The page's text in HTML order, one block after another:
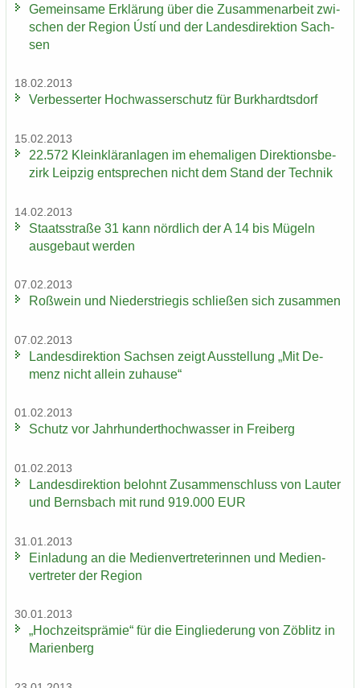
Ge­mein­sa­me Er­klä­rung über die Zu­sam­men­ar­beit zwi­
schen der Re­gi­on Ústí und der Lan­des­di­rek­ti­on Sach­
sen
18.02.2013
Ver­bes­ser­ter Hoch­was­ser­schutz für Burk­hardts­dorf
15.02.2013
22.572 Klein­klär­an­la­gen im ehe­ma­li­gen Di­rek­ti­ons­be­
zirk Leip­zig ent­spre­chen nicht dem Stand der Tech­nik
14.02.2013
Staats­stra­ße 31 kann nörd­lich der A 14 bis Mü­geln
aus­ge­baut wer­den
07.02.2013
Roß­wein und Nie­der­s­trie­gis schlie­ßen sich zu­sam­men
07.02.2013
Lan­des­di­rek­ti­on Sach­sen zeigt Aus­stel­lung „Mit De­
menz nicht al­lein zu­hau­se“
01.02.2013
Schutz vor Jahr­hun­dert­hoch­was­ser in Frei­berg
01.02.2013
Lan­des­di­rek­ti­on be­lohnt Zu­sam­men­schluss von Lau­ter
und Berns­bach mit rund 919.000 EUR
31.01.2013
Ein­la­dung an die Me­di­en­ver­tre­te­rin­nen und Me­di­en­
ver­tre­ter der Re­gi­on
30.01.2013
„Hoch­zeits­prä­mie“ für die Ein­glie­de­rung von Zö­blitz in
Ma­ri­en­berg